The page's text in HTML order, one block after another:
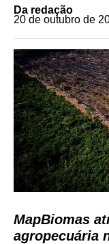
Da redação
20 de outubro de
MapBiomas
agropecuária